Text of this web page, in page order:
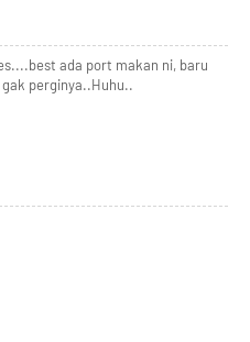
ada port makan ni, baru
perginya..Huhu..